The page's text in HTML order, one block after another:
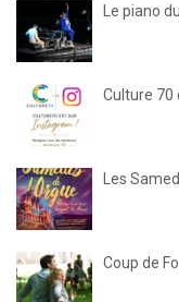
Le piano
Culture 70
Les
Coup de